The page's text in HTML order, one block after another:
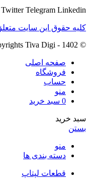
Twitter Telegram Linkedin
کلیه حقوق این سایت
© Copyrights Tiva Digi - 1402
صفحه اصلی
فروشگاه
حساب
منو
0 سبد خرید
سبد خرید
بستن
منو
دسته بندی ها
قطعات لپتاپ